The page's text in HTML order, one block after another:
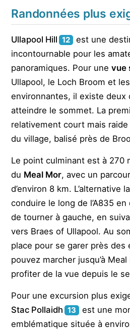
Randonnées plus
Ullapool Hill 12
est une
incontournable pour les
panoramiques. Pour unevue
Ullapool, le Loch Broom et
environnantes, il existe deux
atteindre le sommet. La
relativement court mais
du village, balisé près de
Le point culminant est à 270
du Meal Mor, avec un
d’environ 8 km. L’alternative
conduire le long de l’A835
de tourner à gauche, en
vers Braes of Ullapool. Au
place pour se garer près des
pouvez marcher jusqu’à
profiter de la vue depuis le
Pour une excursion plus
Stac Pollaidh 13
est une
emblématique située à